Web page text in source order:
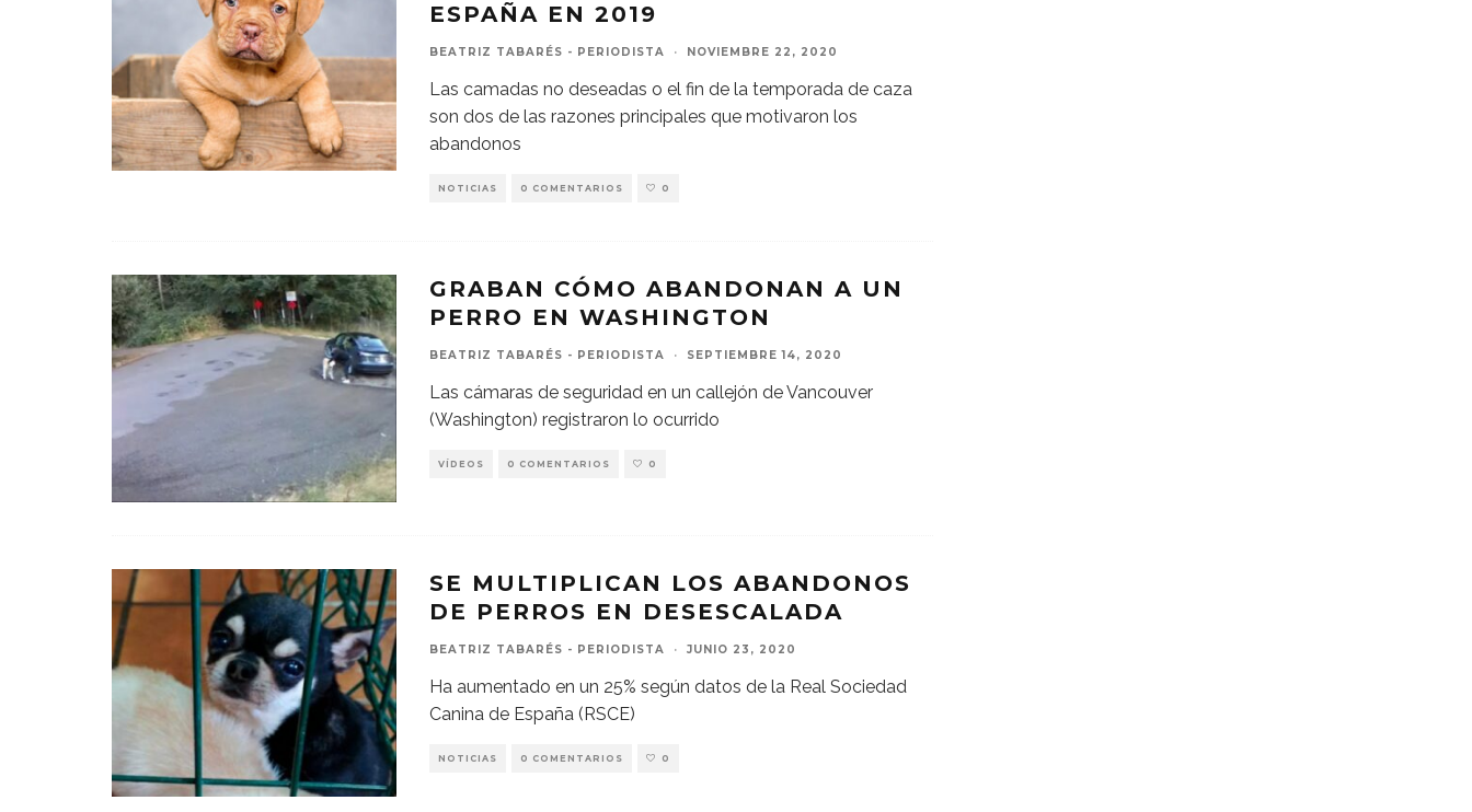
ESPAÑA EN 2019
BEATRIZ TABARÉS - PERIODISTA · NOVIEMBRE 22, 2020
Las camadas no deseadas o el fin de la temporada de caza
son dos de las razones principales que motivaron los
abandonos
NOTICIAS 0 COMENTARIOS 0
GRABAN CÓMO ABANDONAN A UN
PERRO EN WASHINGTON
BEATRIZ TABARÉS - PERIODISTA · SEPTIEMBRE 14, 2020
Las cámaras de seguridad en un callejón de Vancouver
(Washington) registraron lo ocurrido
VÍDEOS 0 COMENTARIOS 0
SE MULTIPLICAN LOS ABANDONOS
DE PERROS EN DESESCALADA
BEATRIZ TABARÉS - PERIODISTA · JUNIO 23, 2020
Ha aumentado en un 25% según datos de la Real Sociedad
Canina de España (RSCE)
NOTICIAS 0 COMENTARIOS 0